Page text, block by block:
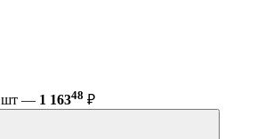
шт — 1 16348 ₽